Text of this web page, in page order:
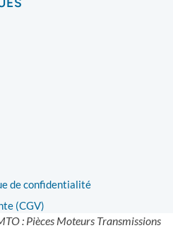
de confidentialité
(CGV)
: Pièces Moteurs Transmissions